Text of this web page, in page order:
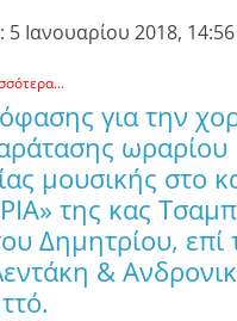
Ιανουαρίου 2018, 14:56
για την
ωραρίου
μουσικής στο
της κας
Δημητρίου, επί
&